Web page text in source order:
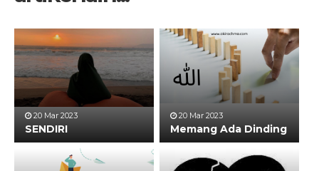
20 Mar 2023
SENDIRI
20 Mar 2023
Memang Ada Dinding